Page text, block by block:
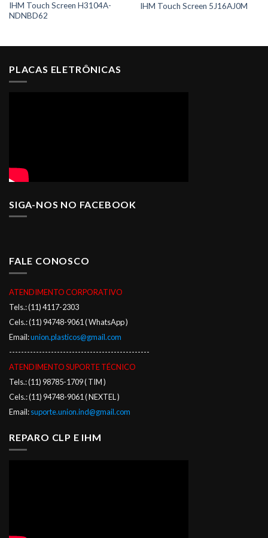
IHM Touch Screen H3104A-
NDNBD62
IHM Touch Screen 5J16AJ0M
PLACAS ELETRÔNICAS
SIGA-NOS NO FACEBOOK
FALE CONOSCO
ATENDIMENTO CORPORATIVO
Tels.: (11) 4117-2303
Cels.: (11) 94748-9061 ( WhatsApp )
Email:union.plasticos@gmail.com
-----------------------------------------------
ATENDIMENTO SUPORTE TÉCNICO
Tels.: (11) 98785-1709 ( TIM )
Cels.: (11) 94748-9061 ( NEXTEL )
Email:suporte.union.ind@gmail.com
REPARO CLP E IHM